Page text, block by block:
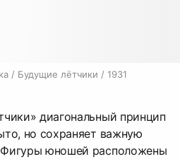
/ Будущие лётчики / 1931
диагональный принцип
но сохраняет важную
юношей расположены